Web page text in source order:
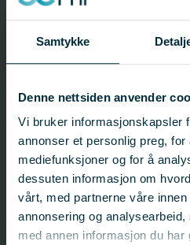
Samtykke
Denne nettsiden anvender
Vi bruker informasjonskapsler
annonser et personlig preg,
mediefunksjoner og for å
dessuten informasjon om
vårt, med partnerne våre
annonsering og
med annen informasjon du har
Prosjektnummer: 910627
Startdato: 01.02.2026
Sluttdato: 14.01.2028
Fiskehelse
FHF-ansvarlig
Eirik Ruud Sigstadstø
Fagsjef – Havbruk - Trondheim